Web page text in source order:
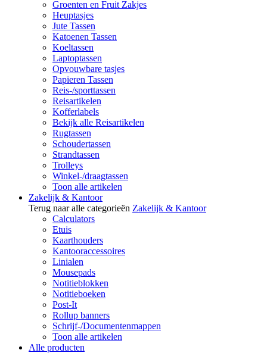
Groenten en Fruit Zakjes
Heuptasjes
Jute Tassen
Katoenen Tassen
Koeltassen
Laptoptassen
Opvouwbare tasjes
Papieren Tassen
Reis-/sporttassen
Reisartikelen
Kofferlabels
Bekijk alle Reisartikelen
Rugtassen
Schoudertassen
Strandtassen
Trolleys
Winkel-/draagtassen
Toon alle artikelen
Zakelijk & Kantoor
Terug naar alle categorieën Zakelijk & Kantoor
Calculators
Etuis
Kaarthouders
Kantooraccessoires
Linialen
Mousepads
Notitieblokken
Notitieboeken
Post-It
Rollup banners
Schrijf-/Documentenmappen
Toon alle artikelen
Alle producten